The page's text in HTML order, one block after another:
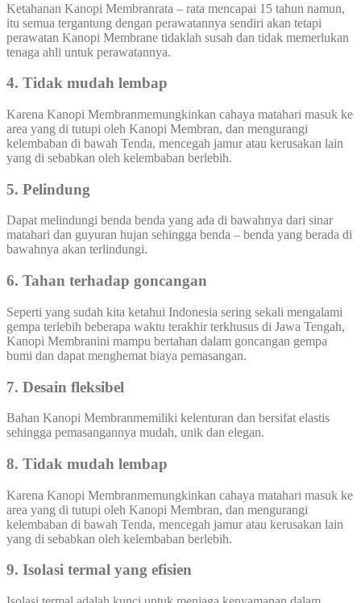
Ketahanan Kanopi Membranrata – rata mencapai 15 tahun namun,
itu semua tergantung dengan perawatannya sendiri akan tetapi
perawatan Kanopi Membrane tidaklah susah dan tidak memerlukan
tenaga ahli untuk perawatannya.
4. Tidak mudah lembap
Karena Kanopi Membranmemungkinkan cahaya matahari masuk ke
area yang di tutupi oleh Kanopi Membran, dan mengurangi
kelembaban di bawah Tenda, mencegah jamur atau kerusakan lain
yang di sebabkan oleh kelembaban berlebih.
5. Pelindung
Dapat melindungi benda benda yang ada di bawahnya dari sinar
matahari dan guyuran hujan sehingga benda – benda yang berada di
bawahnya akan terlindungi.
6. Tahan terhadap goncangan
Seperti yang sudah kita ketahui Indonesia sering sekali mengalami
gempa terlebih beberapa waktu terakhir terkhusus di Jawa Tengah,
Kanopi Membranini mampu bertahan dalam goncangan gempa
bumi dan dapat menghemat biaya pemasangan.
7. Desain fleksibel
Bahan Kanopi Membranmemiliki kelenturan dan bersifat elastis
sehingga pemasangannya mudah, unik dan elegan.
8. Tidak mudah lembap
Karena Kanopi Membranmemungkinkan cahaya matahari masuk ke
area yang di tutupi oleh Kanopi Membran, dan mengurangi
kelembaban di bawah Tenda, mencegah jamur atau kerusakan lain
yang di sebabkan oleh kelembaban berlebih.
9. Isolasi termal yang efisien